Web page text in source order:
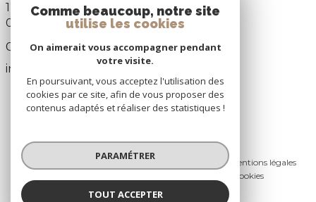
12, Boulevard Paul Doumer,
06110
Le Cannet
04 93 69 22 31
info@cannes-azur-immobilier.com
© 2026 | Tous droits réservés
Nos honoraires Nos partenaires
Mentions légales
Cookies
Comme beaucoup, notre site
utilise les cookies
On aimerait vous accompagner pendant
votre visite.
En poursuivant, vous acceptez l'utilisation des
cookies par ce site, afin de vous proposer des
contenus adaptés et réaliser des statistiques !
PARAMÉTRER
TOUT ACCEPTER